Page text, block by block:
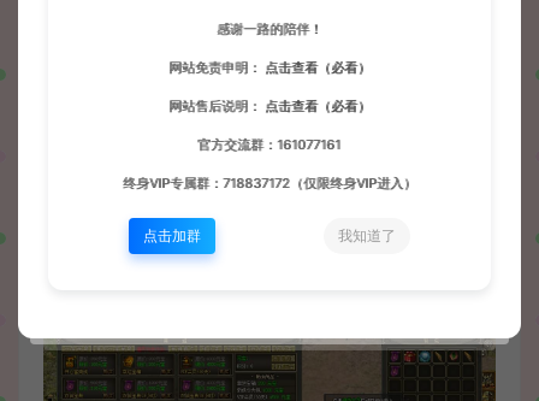
感谢一路的陪伴！
网站免责申明： 点击查看（必看）
网站售后说明： 点击查看（必看）
官方交流群：161077161
终身VIP专属群：718837172（仅限终身VIP进入）
点击加群 我知道了